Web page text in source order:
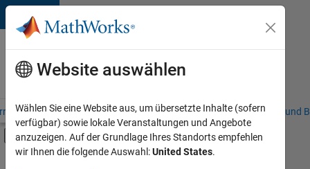
Weiter zum Inhalt
Karriere
bei
MathWorks
– Übersicht Stellensuche Niederlassungen Studierende und
Umschaltung für Off-Canvas-
Hauptinhalt
Website auswählen
Wählen Sie eine Website aus, um übersetzte Inhalte (sofern
verfügbar) sowie lokale Veranstaltungen und Angebote
anzuzeigen. Auf der Grundlage Ihres Standorts empfehlen
wir Ihnen die folgende Auswahl:United States.